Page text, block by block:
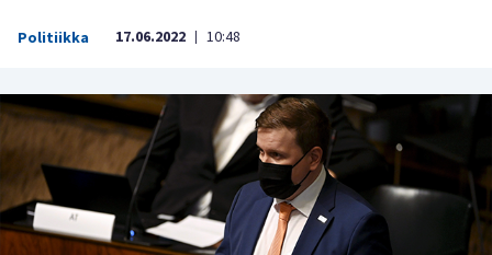
Politiikka 17.06.2022 | 10:48